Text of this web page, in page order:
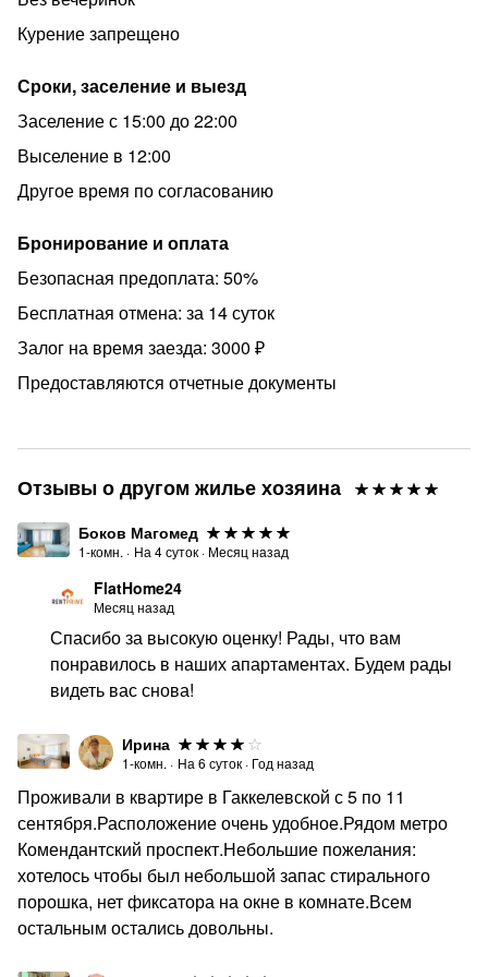
размере 3000 руб (7000 руб при размещении с
домашним животным), который возвращается при
условии соблюдения правил пользования квартирой в
течение суток после выезда
❗Оплата возможна, как наличными, так и банковской
картой (через банковский терминал оплаты)
❗Для командированных сотрудников предоставляем
ФЗ или БСО
Бронирования оформленные текущим днем и с
заездом в этот же день оплачиваются сразу после
подтверждения заявки ПОЛНОСТЬЮ и принимаются
Курение запрещено
Сроки, заселение и выезд
Заселение с 15:00 до 22:00
Выселение в 12:00
Другое время по согласованию
Бронирование и оплата
Безопасная предоплата: 50%
Бесплатная отмена: за 14 суток
Залог на время заезда: 3000 ₽
Предоставляются отчетные документы
Отзывы о другом жилье хозяина
Боков Магомед
1-комн. · На 4суток · Месяц назад
FlatHome24
Месяц назад
Спасибо за высокую оценку! Рады, что вам
понравилось в наших апартаментах. Будем рады
видеть вас снова!
Ирина
1-комн. · На 6 суток · Год назад
Проживали в квартире в Гаккелевской с 5 по 11
сентября.Расположение очень удобное.Рядом метро
Комендантский проспект.Небольшие пожелания:
хотелось чтобы был небольшой запас стирального
порошка, нет фиксатора на окне в комнате.Всем
остальным остались довольны.